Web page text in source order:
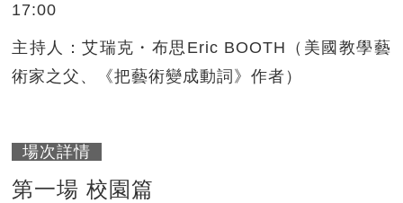
17:00
主持人：艾瑞克・布思Eric BOOTH（美國教學藝
術家之父、《把藝術變成動詞》作者）
場次詳情
第一場 校園篇